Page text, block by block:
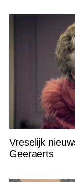
Vreselijk
Geeraerts